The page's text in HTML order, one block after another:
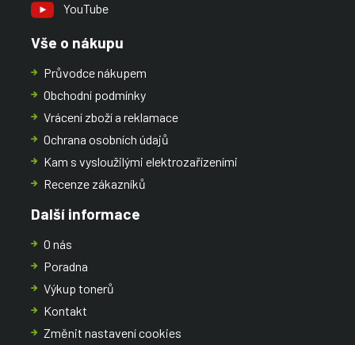
YouTube
Vše o nákupu
Průvodce nákupem
Obchodní podmínky
Vrácení zboží a reklamace
Ochrana osobních údajů
Kam s vysloužilými elektrozařízeními
Recenze zákazníků
Další informace
O nás
Poradna
Výkup tonerů
Kontakt
Změnit nastavení cookies